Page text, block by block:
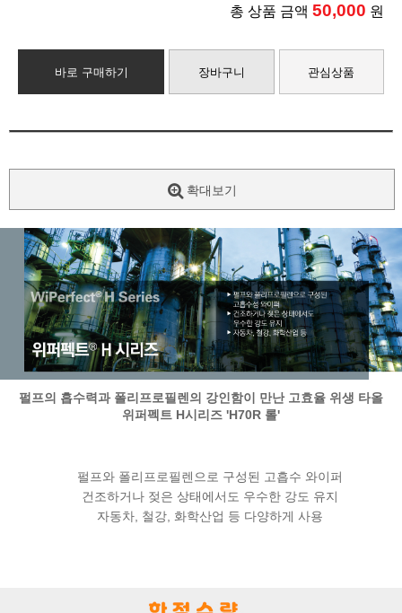
총 상품 금액 50,000 원
바로 구매하기 장바구니 관심상품
확대보기
펄프의 흡수력과 폴리프로필렌의 강인함이 만난 고효율 위생 타올
위퍼펙트 H시리즈 'H70R 롤'
펄프와 폴리프로필렌으로 구성된 고흡수 와이퍼
건조하거나 젖은 상태에서도 우수한 강도 유지
자동차, 철강, 화학산업 등 다양하게 사용